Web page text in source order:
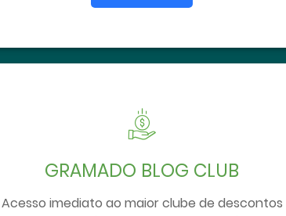
GRAMADO BLOG CLUB
Acesso imediato ao maior clube de descontos